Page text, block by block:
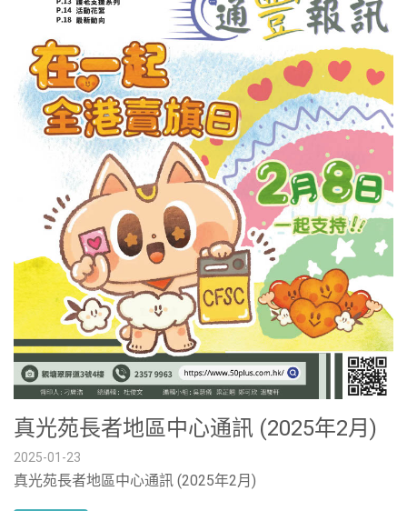
真光苑長者地區中心通訊 (2025年2月)
2025-01-23
真光苑長者地區中心通訊 (2025年2月)